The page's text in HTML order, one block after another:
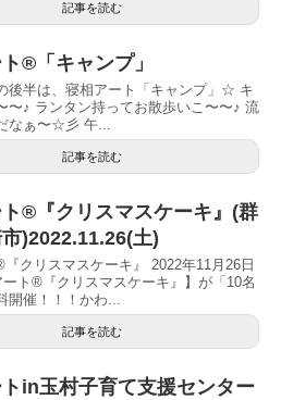
記事を読む
®︎「キャンプ」
後半は、寝相アート「キャンプ」☆ キ
〜♪ ランタン持ってお散歩いこ〜〜♪ 流
なぁ〜☆彡 午...
記事を読む
®︎『クリスマスケーキ』(群
)2022.11.26(土)
クリスマスケーキ』 2022年11月26日
ト®︎『クリスマスケーキ』】が「10名
開催！！！かわ...
記事を読む
in玉村子育て支援センター